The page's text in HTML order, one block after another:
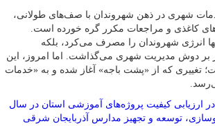
شهری در ذهن شهروندان با صف‌های طولانی،
کاغذی و مراجعات مکرر گره خورده است.
انرژی شهروندان را مصرف می‌کرد، بلکه
بر دوش مدیریت شهری می‌گذاشت. اما امروز، این
تغییری که از «پشت باجه» آغاز شده و به «خدمات